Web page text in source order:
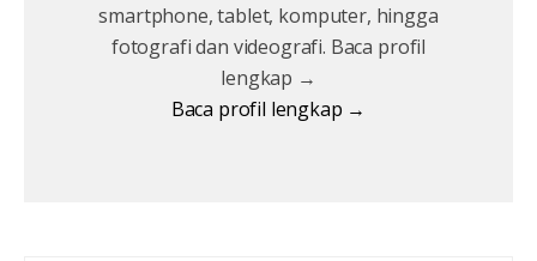
smartphone, tablet, komputer, hingga
fotografi dan videografi. Baca profil
lengkap →
Baca profil lengkap →